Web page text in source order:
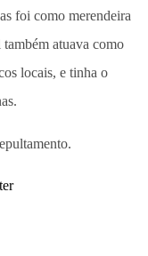
foi como merendeira
atuava como
locais, e tinha o